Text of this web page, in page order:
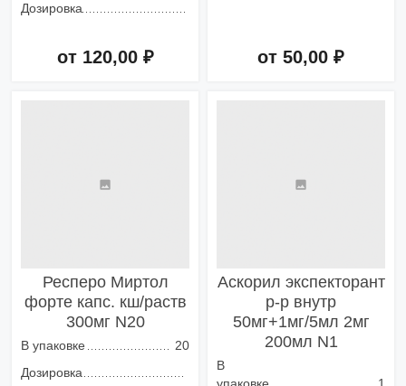
Дозировка
от 120,00 ₽ от 50,00 ₽
Респеро Миртол
форте капс. кш/раств
300мг N20
В упаковке
20
Дозировка
Аскорил экспекторант
р-р внутр
50мг+1мг/5мл 2мг
200мл N1
В